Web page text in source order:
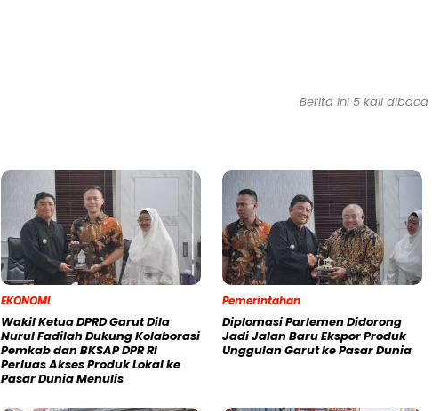
Berita ini 5 kali dibaca
EKONOMI
Wakil Ketua DPRD Garut Dila
Nurul Fadilah Dukung Kolaborasi
Pemkab dan BKSAP DPR RI
Perluas Akses Produk Lokal ke
Pasar Dunia Menulis
Pemerintahan
Diplomasi Parlemen Didorong
Jadi Jalan Baru Ekspor Produk
Unggulan Garut ke Pasar Dunia